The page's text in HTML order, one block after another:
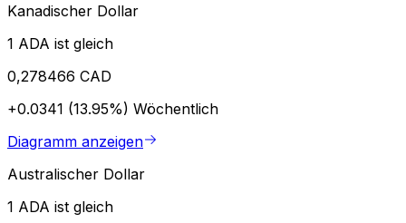
Kanadischer Dollar
1 ADA ist gleich
0,278466 CAD
+0.0341 (13.95%) Wöchentlich
Diagramm anzeigen
Australischer Dollar
1 ADA ist gleich